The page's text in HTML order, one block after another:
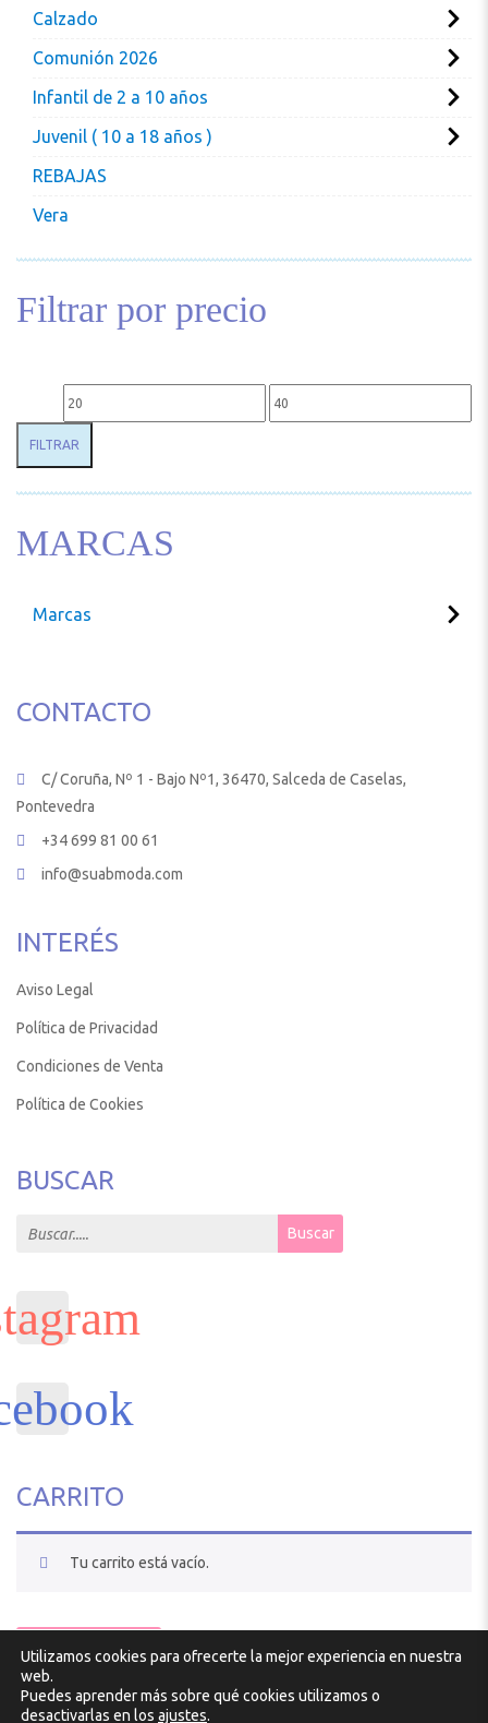
Calzado
Comunión 2026
Infantil de 2 a 10 años
Juvenil ( 10 a 18 años )
REBAJAS
Vera
Filtrar por precio
Precio mínimo Precio máximo
FILTRAR
MARCAS
Marcas
CONTACTO
C/ Coruña, Nº 1 - Bajo Nº1, 36470, Salceda de Caselas,
Pontevedra
+34 699 81 00 61
info@suabmoda.com
INTERÉS
Aviso Legal
Política de Privacidad
Condiciones de Venta
Política de Cookies
BUSCAR
Search for: Buscar
CARRITO
Tu carrito está vacío.
VOLVER A LA TIENDA
Utilizamos cookies para ofrecerte la mejor experiencia en nuestra
web.
Puedes aprender más sobre qué cookies utilizamos o
desactivarlas en los ajustes.